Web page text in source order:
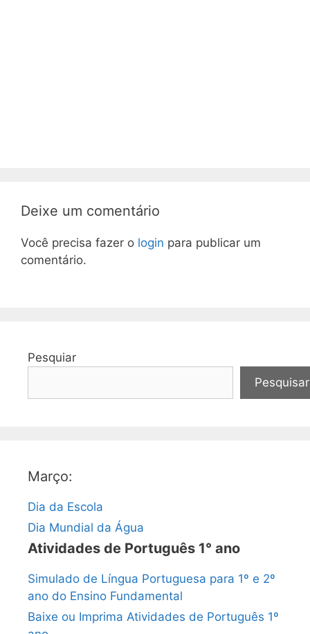
Deixe um comentário
Você precisa fazer o login para publicar um
comentário.
Pesquiar
Pesquisar
Março:
Dia da Escola
Dia Mundial da Água
Atividades de Português 1° ano
Simulado de Língua Portuguesa para 1º e 2º
ano do Ensino Fundamental
Baixe ou Imprima Atividades de Português 1º